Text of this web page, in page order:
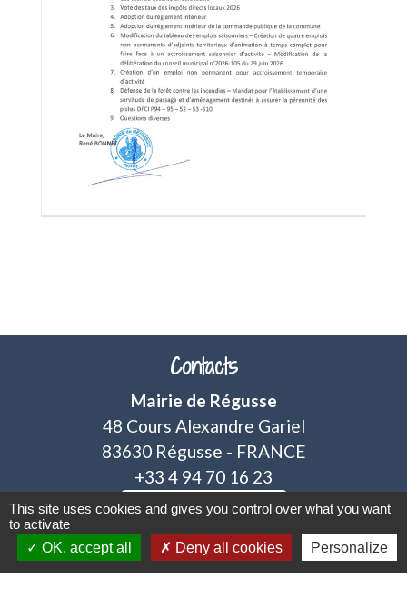
Contacts
Mairie de Régusse
48 Cours Alexandre Gariel
83630 Régusse - FRANCE
+33 4 94 70 16 23
Contact par formulaire
This site uses cookies and gives you control over what you want
to activate
OK, accept all
Deny all cookies Personalize